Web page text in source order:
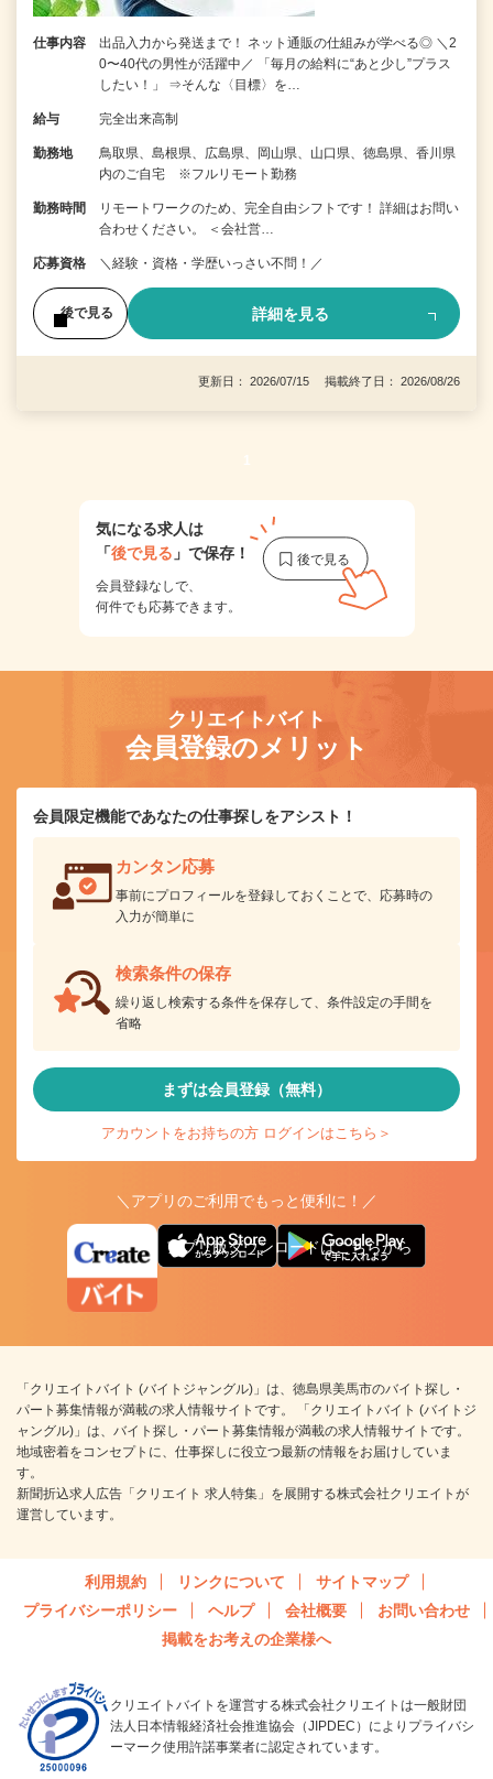
仕事内容
出品入力から発送まで！ ネット通販の仕組みが学べる◎ ＼2
0〜40代の男性が活躍中／ 「毎月の給料に“あと少し”プラス
したい！」 ⇒そんな〈目標〉を…
給与 完全出来高制
勤務地
鳥取県、島根県、広島県、岡山県、山口県、徳島県、香川県
内のご自宅 ※フルリモート勤務
勤務時間
リモートワークのため、完全自由シフトです！ 詳細はお問い
合わせください。 ＜会社営…
応募資格 ＼経験・資格・学歴いっさい不問！／
後で見る 詳細を見る
更新日： 2026/07/15 掲載終了日： 2026/08/26
1
気になる求人は
「後で見る 」で保存！
会員登録なしで、
何件でも応募できます。
クリエイトバイト
会員登録のメリット
会員限定機能であなたの仕事探しをアシスト！
カンタン応募
事前にプロフィールを登録しておくことで、応募時の
入力が簡単に
検索条件の保存
繰り返し検索する条件を保存して、条件設定の手間を
省略
まずは会員登録（無料）
アカウントをお持ちの方 ログインはこちら＞
＼アプリのご利用でもっと便利に！／
アプリ版ダウンロードはこちらから
「クリエイトバイト (バイトジャングル)」は、徳島県美馬市のバイト探し・
パート募集情報が満載の求人情報サイトです。 「クリエイトバイト (バイトジ
ャングル)」は、バイト探し・パート募集情報が満載の求人情報サイトです。
地域密着をコンセプトに、仕事探しに役立つ最新の情報をお届けしていま
す。
新聞折込求人広告「クリエイト 求人特集」を展開する株式会社クリエイトが
運営しています。
利用規約 リンクについて
サイトマップ
プライバシーポリシー
ヘルプ 会社概要
お問い合わせ
掲載をお考えの企業様へ
クリエイトバイトを運営する株式会社クリエイトは一般財団
法人日本情報経済社会推進協会（JIPDEC）によりプライバシ
ーマーク使用許諾事業者に認定されています。